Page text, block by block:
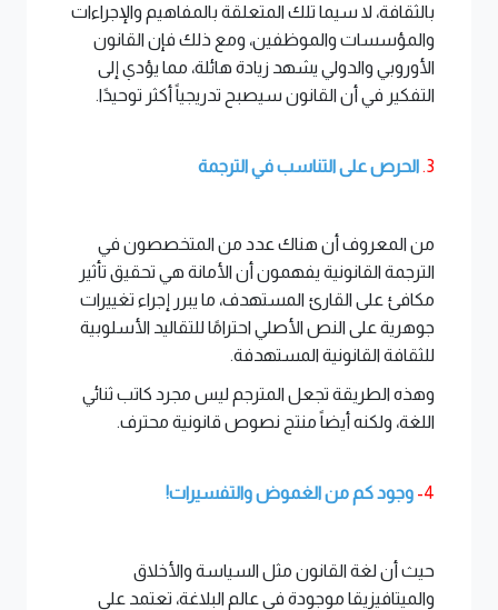
بالثقافة، لا سيما تلك المتعلقة بالمفاهيم والإجراءات
والمؤسسات والموظفين، ومع ذلك فإن القانون
الأوروبي والدولي يشهد زيادة هائلة، مما يؤدي إلى
التفكير في أن القانون سيصبح تدريجياً أكثر توحيدًا.
3. الحرص على التناسب في الترجمة
من المعروف أن هناك عدد من المتخصصون في
الترجمة القانونية يفهمون أن الأمانة هي تحقيق تأثير
مكافئ على القارئ المستهدف، ما يبرر إجراء تغييرات
جوهرية على النص الأصلي احترامًا للتقاليد الأسلوبية
للثقافة القانونية المستهدفة.
وهذه الطريقة تجعل المترجم ليس مجرد كاتب ثنائي
اللغة، ولكنه أيضاً منتج نصوص قانونية محترف.
4- وجود كم من الغموض والتفسيرات!
حيث أن لغة القانون مثل السياسة والأخلاق
والميتافيزيقا موجودة في عالم البلاغة، تعتمد على